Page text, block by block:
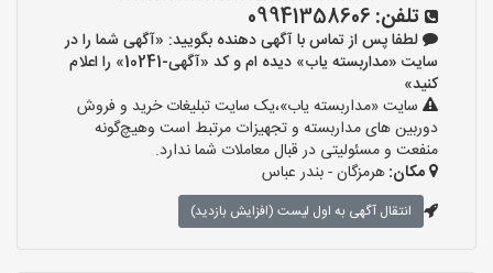
تلفن: 09941358606
لطفا پس از تماس با آگهی دهنده بگویید: «آگهی شما را در
سایت «مداربسته یاب» دیده ام و کد «آگهی-10241» را اعلام
کنید»
سایت «مداربسته یاب»،یک سایت تبلیغات خرید و فروش
دوربین های مداربسته و تجهیزات مرتبط است وهیچ‌گونه
منفعت و مسئولیتی در قبال معاملات شما ندارد.
مکان:هرمزگان - بندر عباس
انتقال آگهی به اول لیست (افزایش بازدید)